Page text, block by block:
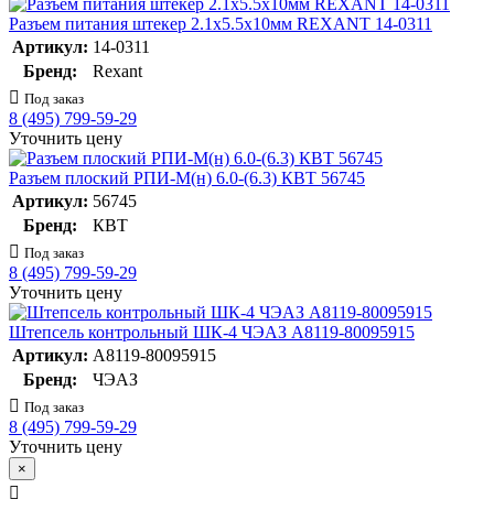
Разъем питания штекер 2.1х5.5х10мм REXANT 14-0311
Артикул: 14-0311
Бренд:
Rexant
Под заказ
8 (495) 799-59-29
Уточнить цену
Разъем плоский РПИ-М(н) 6.0-(6.3) КВТ 56745
Артикул: 56745
Бренд:
КВТ
Под заказ
8 (495) 799-59-29
Уточнить цену
Штепсель контрольный ШК-4 ЧЭАЗ A8119-80095915
Артикул: A8119-80095915
Бренд:
ЧЭАЗ
Под заказ
8 (495) 799-59-29
Уточнить цену
×